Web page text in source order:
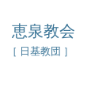
恵泉教会
［ 日基教団 ］